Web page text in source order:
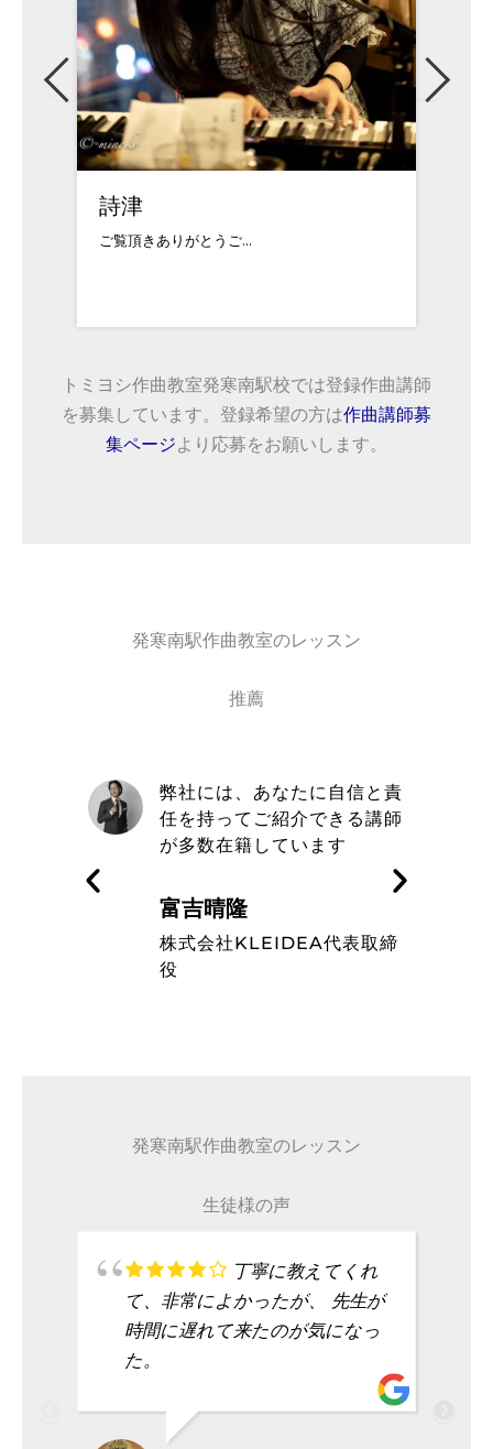
詩津
ご覧頂きありがとうご...
トミヨシ作曲教室発寒南駅校では登録作曲講師
を募集しています。登録希望の方は作曲講師募
集ページより応募をお願いします。
発寒南駅作曲教室のレッスン
推薦
取材を通してトミヨシ作曲教
室の信念や在籍しているミュ
ージシャンのレベルの高さを
藤波辰爾
タレント
発寒南駅作曲教室のレッスン
生徒様の声
丁寧に教えてくれ
て、非常によかったが、 先生が
時間に遅れて来たのが気になっ
た。